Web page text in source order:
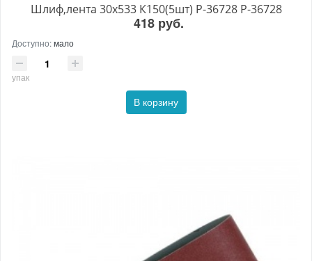
Шлиф,лента 30х533 К150(5шт) P-36728 P-36728
418 руб.
Доступно:мало
упак
В корзину